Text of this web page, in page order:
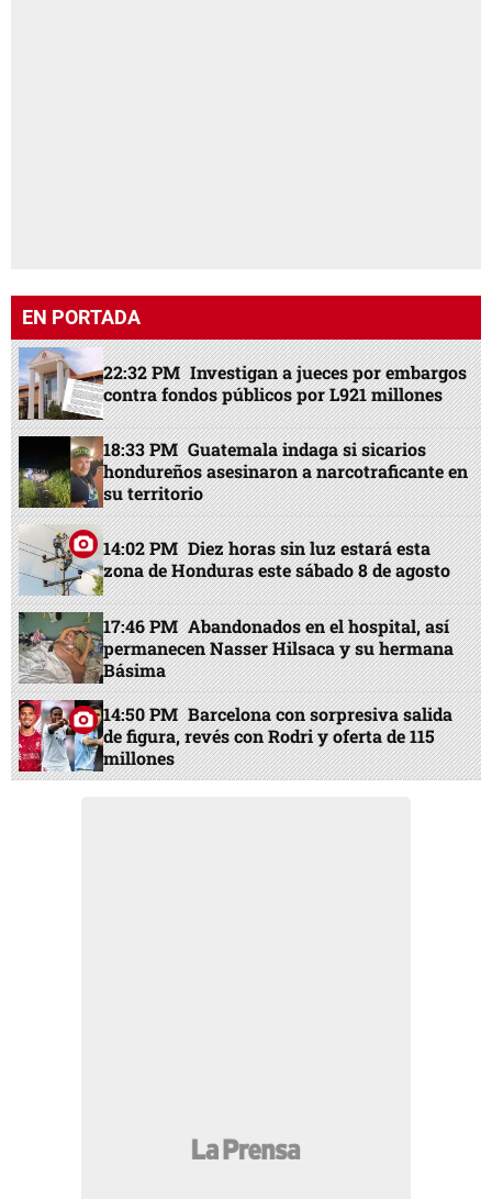
EN PORTADA
22:32 PM Investigan a jueces por embargos
contra fondos públicos por L921 millones
18:33 PM Guatemala indaga si sicarios
hondureños asesinaron a narcotraficante en
su territorio
14:02 PM Diez horas sin luz estará esta
zona de Honduras este sábado 8 de agosto
17:46 PM Abandonados en el hospital, así
permanecen Nasser Hilsaca y su hermana
Básima
14:50 PM Barcelona con sorpresiva salida
de figura, revés con Rodri y oferta de 115
millones